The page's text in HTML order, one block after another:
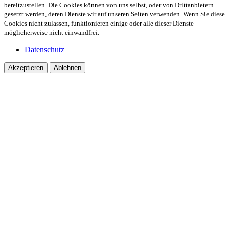
bereitzustellen. Die Cookies können von uns selbst, oder von Drittanbietern
gesetzt werden, deren Dienste wir auf unseren Seiten verwenden. Wenn Sie diese
Cookies nicht zulassen, funktionieren einige oder alle dieser Dienste
möglicherweise nicht einwandfrei.
Datenschutz
Akzeptieren Ablehnen